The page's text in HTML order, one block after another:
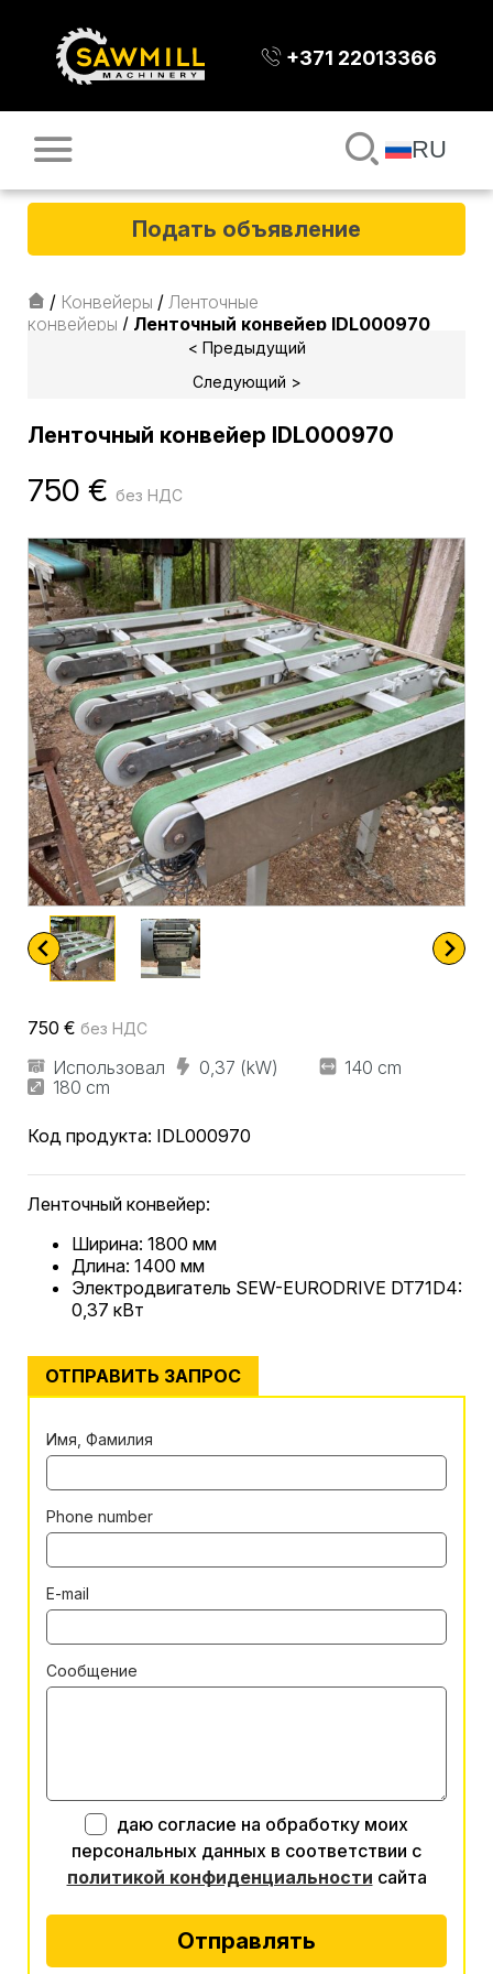
+371 22013366
RU
Подать объявление
/ Конвейеры / Ленточные
конвейеры / Ленточный конвейер IDL000970
< Предыдущий
Следующий >
Ленточный конвейер IDL000970
750 € без НДС
750 € без НДС
Использовал
140 cm
180 cm
0,37 (kW)
Код продукта: IDL000970
Ленточный конвейер:
Ширина: 1800 мм
Длина: 1400 мм
Электродвигатель SEW-EURODRIVE DT71D4:
0,37 кВт
ОТПРАВИТЬ ЗАПРОС
Имя, Фамилия
Phone number
E-mail
Сообщение
даю согласие на обработку моих
персональных данных в соответствии с
политикой конфиденциальности сайта
Отправлять